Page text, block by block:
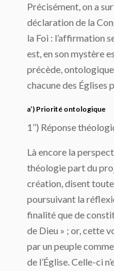
Précisément, on a
déclaration de la
la Foi : l’affirmation
est, en son mystère
précède,
chacune des Églises
a’) Priorité ontologique
1’’) Réponse
Là encore la
théologie part du
création, disent
poursuivant la
finalité que de
de Dieu » ; or, cette
par un peuple
de l’Église. Celle-ci